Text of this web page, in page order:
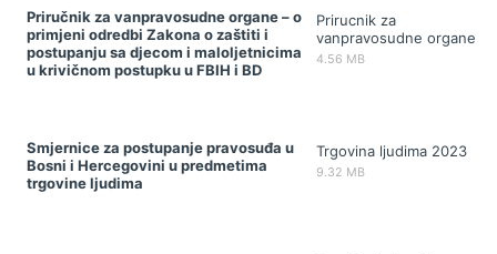
Priručnik za vanpravosudne organe – o
primjeni odredbi Zakona o zaštiti i
postupanju sa djecom i maloljetnicima
u krivičnom postupku u FBIH i BD
Prirucnik za
vanpravosudne organe
4.56 MB
Smjernice za postupanje pravosuđa u
Bosni i Hercegovini u predmetima
trgovine ljudima
Trgovina ljudima 2023
9.32 MB